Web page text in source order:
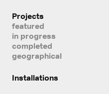
Projects
featured
in progress
completed
geographical
Installations